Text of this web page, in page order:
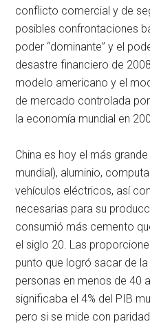
conflicto comercial y de
posibles confrontaciones
poder “dominante” y el
desastre financiero de
modelo americano y el
de mercado controlada por
la economía mundial en
China es hoy el más
mundial), aluminio,
vehículos eléctricos, así
necesarias para su
consumió más cemento
el siglo 20. Las
punto que logró sacar de
personas en menos de 40
significaba el 4% del PIB
pero si se mide con